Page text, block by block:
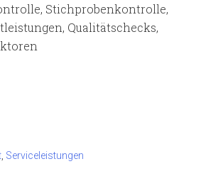
Stichprobenkontrolle,
Qualitätschecks,
Serviceleistungen